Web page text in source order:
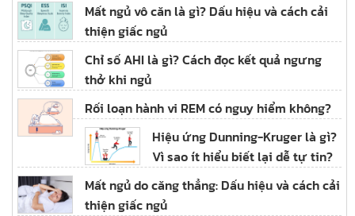
Mất ngủ vô căn là gì? Dấu hiệu và cách cải
thiện giấc ngủ
Chỉ số AHI là gì? Cách đọc kết quả ngưng
thở khi ngủ
Rối loạn hành vi REM có nguy hiểm không?
Hiệu ứng Dunning-Kruger là gì?
Vì sao ít hiểu biết lại dễ tự tin?
Mất ngủ do căng thẳng: Dấu hiệu và cách cải
thiện giấc ngủ